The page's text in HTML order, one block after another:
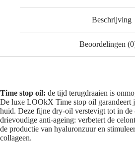
Beschrijving
Beoordelingen
Time stop oil: de tijd terugdraaien is
De luxe LOOkX Time stop oil garandeert
huid. Deze fijne dry-oil verstevigt tot in de
drievoudige anti-ageing: verbetert de
de productie van hyaluronzuur en
collageen.